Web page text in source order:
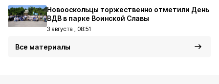
Новооскольцы торжественно отметили День
ВДВ в парке Воинской Славы
3 августа , 08:51
Все материалы